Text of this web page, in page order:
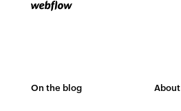
On the blog About